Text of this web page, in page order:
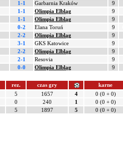
1-1 Garbarnia Kraków 9
1-1 Olimpia Elbląg 9
1-1 Olimpia Elbląg 9
0-2 Elana Toruń 9
2-2 Olimpia Elbląg 9
3-1 GKS Katowice 9
2-2 Olimpia Elbląg 9
2-1 Resovia 9
0-0 Olimpia Elbląg 9
rez. czas gry karne
5 1657 4 0 (0 + 0)
0 240 1 0 (0 + 0)
5 1897 5 0 (0 + 0)